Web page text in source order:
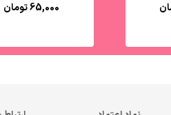
65,000تومان